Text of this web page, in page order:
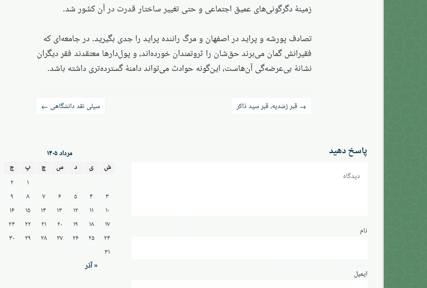
زمینهٔ دگرگونی‌های عمیق اجتماعی و حتی تغییر ساختار قدرت در آن کشور شد.
تصادف پورشه و پراید در اصفهان و مرگ راننده پراید را جدی بگیرید. در جامعه‌ای که
فقیرانش گمان می‌برند حق‌شان را ثروتمندان خورده‌اند، و پول‌دارها معتقدند فقر دیگران
نشانهٔ بی‌عرضه‌گی آن‌هاست، این‌گونه حوادث می‌تواند دامنهٔ گسترده‌تری داشته باشد.
راه‌بری
→ قبر رُشدیه، قبر سید ذاکر سیلی نقد دانشگاهی ←
پاسخ دهید
نام
ایمیل
مرداد ۱۴۰۵
ش
ی د س چ پ
ج
۱
۲
۳
۴ ۵ ۶ ۷ ۸
۹
۱۰
۱۱ ۱۲ ۱۳ ۱۴ ۱۵
۱۶
۱۷
۱۸ ۱۹ ۲۰ ۲۱ ۲۲
۲۳
۲۴
۲۵ ۲۶ ۲۷ ۲۸ ۲۹
۳۰
۳۱
« آذر